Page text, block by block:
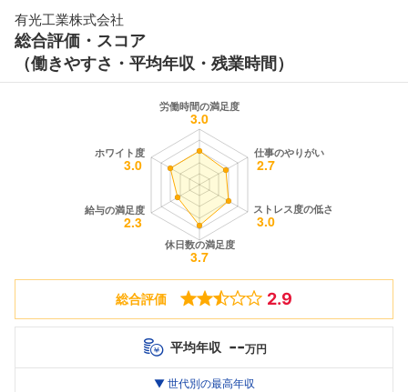
有光工業株式会社
総合評価・スコア
（働きやすさ・平均年収・残業時間）
総合評価 2.9
平均年収 --万円
20代
30代
▼ 世代別の最高年収